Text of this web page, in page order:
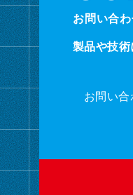
お問い合
製品や技
お問い